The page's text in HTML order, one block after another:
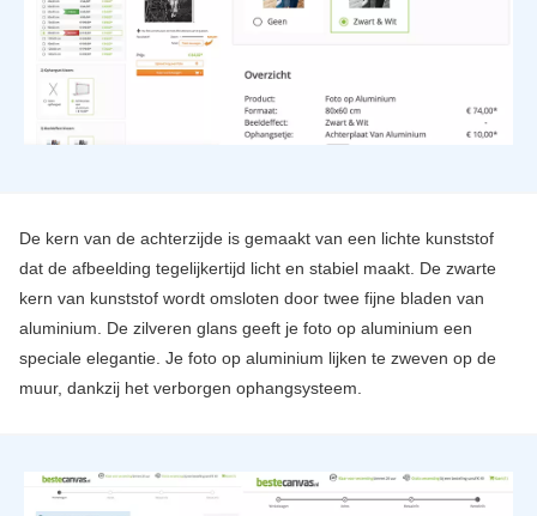
De kern van de achterzijde is gemaakt van een lichte kunststof
dat de afbeelding tegelijkertijd licht en stabiel maakt. De zwarte
kern van kunststof wordt omsloten door twee fijne bladen van
aluminium. De zilveren glans geeft je foto op aluminium een
speciale elegantie. Je foto op aluminium lijken te zweven op de
muur, dankzij het verborgen ophangsysteem.